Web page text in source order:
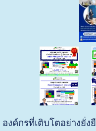
องค์กรที่เติบโตอย่างยั่ง